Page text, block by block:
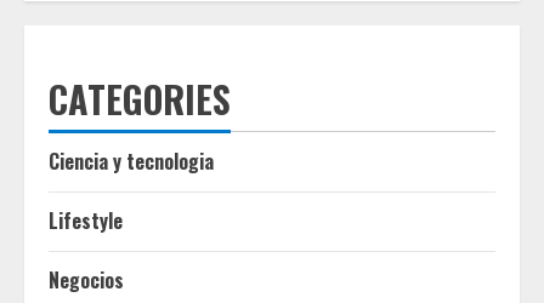
CATEGORIES
Ciencia y tecnologia
Lifestyle
Negocios